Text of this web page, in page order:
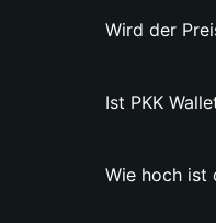
Wird der
Ist PKK
Wie hoch ist